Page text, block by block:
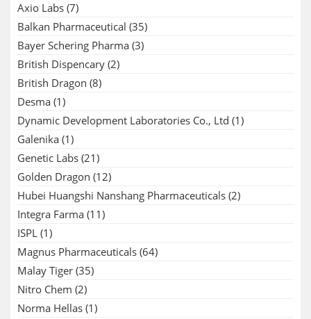
Axio Labs (7)
Balkan Pharmaceutical (35)
Bayer Schering Pharma (3)
British Dispencary (2)
British Dragon (8)
Desma (1)
Dynamic Development Laboratories Co., Ltd (1)
Galenika (1)
Genetic Labs (21)
Golden Dragon (12)
Hubei Huangshi Nanshang Pharmaceuticals (2)
Integra Farma (11)
ISPL (1)
Magnus Pharmaceuticals (64)
Malay Tiger (35)
Nitro Chem (2)
Norma Hellas (1)